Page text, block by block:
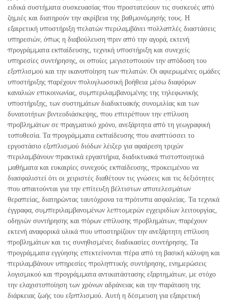
ειδικά συστήματα συσκευασίας που προστατεύουν τις συσκευές από
ζημιές και διατηρούν την ακρίβεια της βαθμονόμησής τους. Η
εξαιρετική υποστήριξη πελατών περιλαμβάνει πολλαπλές διαστάσεις
υπηρεσιών, όπως η διαβούλευση πριν από την αγορά, εκτενή
προγράμματα εκπαίδευσης, τεχνική υποστήριξη και συνεχείς
υπηρεσίες συντήρησης, οι οποίες μεγιστοποιούν την απόδοση του
εξοπλισμού και την ικανοποίηση των πελατών. Οι αφιερωμένες ομάδες
υποστήριξης παρέχουν πολυγλωσσική βοήθεια μέσω διαφόρων
καναλιών επικοινωνίας, συμπεριλαμβανομένης της τηλεφωνικής
υποστήριξης, των συστημάτων διαδικτυακής συνομιλίας και των
δυνατοτήτων βιντεοδιάσκεψης, που επιτρέπουν την επίλυση
προβλημάτων σε πραγματικό χρόνο, ανεξάρτητα από τη γεωγραφική
τοποθεσία. Τα προγράμματα εκπαίδευσης που αναπτύσσει το
εργοστάσιο εξοπλισμού διόδων λέιζερ για αφαίρεση τριχών
περιλαμβάνουν πρακτικά εργαστήρια, διαδικτυακά πιστοποιητικά
μαθήματα και ευκαιρίες συνεχούς εκπαίδευσης, προκειμένου να
διασφαλιστεί ότι οι χειριστές διαθέτουν τις γνώσεις και τις δεξιότητες
που απαιτούνται για την επίτευξη βέλτιστων αποτελεσμάτων
θεραπείας, διατηρώντας ταυτόχρονα τα πρότυπα ασφαλείας. Τα τεχνικά
έγγραφα, συμπεριλαμβανομένων λεπτομερών εγχειριδίων λειτουργίας,
οδηγιών συντήρησης και πόρων επίλυσης προβλημάτων, παρέχουν
εκτενή αναφορικά υλικά που υποστηρίζουν την ανεξάρτητη επίλυση
προβλημάτων και τις συνηθισμένες διαδικασίες συντήρησης. Τα
προγράμματα εγγύησης επεκτείνονται πέρα από τη βασική κάλυψη και
περιλαμβάνουν υπηρεσίες προληπτικής συντήρησης, ενημερώσεις
λογισμικού και προγράμματα αντικατάστασης εξαρτημάτων, με στόχο
την ελαχιστοποίηση των χρόνων αδράνειας και την παράταση της
διάρκειας ζωής του εξοπλισμού. Αυτή η δέσμευση για εξαιρετική